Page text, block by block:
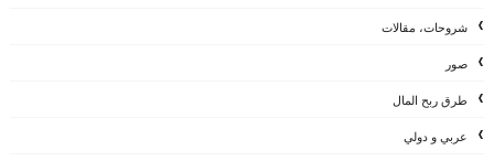
شروحات، مقالات
صور
طرق ربح المال
عربي و دولي